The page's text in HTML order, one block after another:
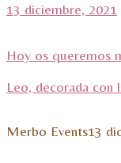
13 diciembre, 2021
Hoy os queremos
Leo, decorada con
Merbo Events13